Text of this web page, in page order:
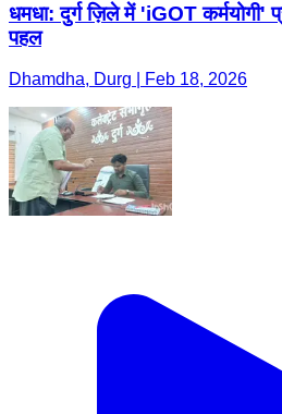
धमधा: दुर्ग ज़िले में 'iGOT कर्मयोगी'
पहल
Dhamdha, Durg | Feb 18, 2026